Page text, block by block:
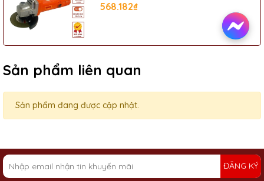
568.182₫
Sản phẩm liên quan
Sản phẩm đang được cập nhật.
ĐĂNG KÝ